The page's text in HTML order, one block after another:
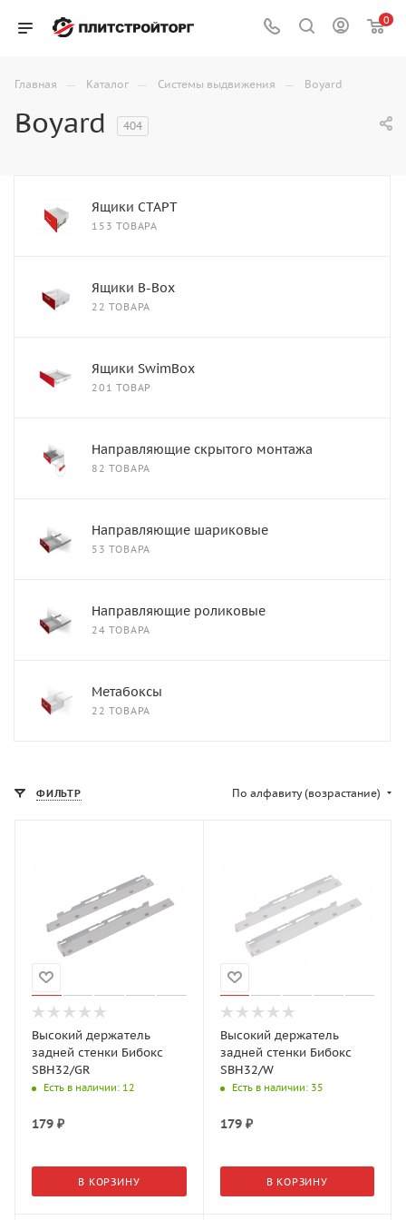
0
Главная — Каталог — Системы выдвижения — Boyard
Boyard 404
Ящики СТАРТ
153 ТОВАРА
Ящики B-Box
22 ТОВАРА
Ящики SwimBox
201 ТОВАР
Направляющие скрытого монтажа
82 ТОВАРА
Направляющие шариковые
53 ТОВАРА
Направляющие роликовые
24 ТОВАРА
Метабоксы
22 ТОВАРА
ФИЛЬТР По алфавиту (возрастание)
Высокий держатель
задней стенки Бибокс
SBH32/GR
Есть в наличии: 12
179 ₽
В КОРЗИНУ
Высокий держатель
задней стенки Бибокс
SBH32/W
Есть в наличии: 35
179₽
В КОРЗИНУ